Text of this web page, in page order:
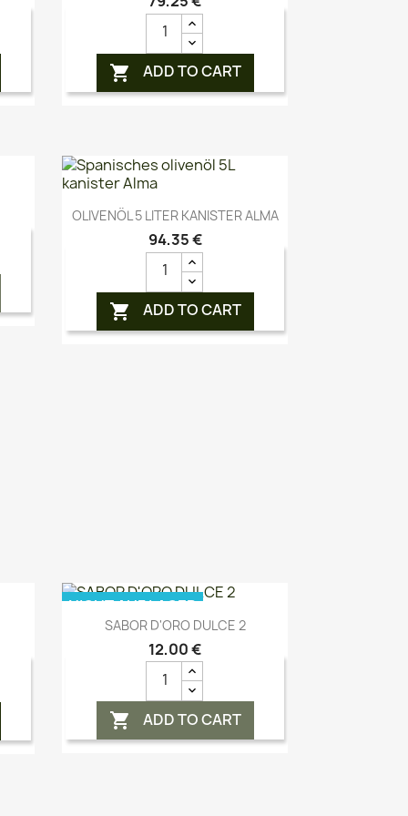
 ADD TO CART
 Vorschau
OLIVENÖL 5 LITER KANISTER ALMA
94,35 €
 ADD TO CART
Vorschau
SABOR D'ORO DULCE 2
12,00 €
 ADD TO CART
NICHT AUF LAGER